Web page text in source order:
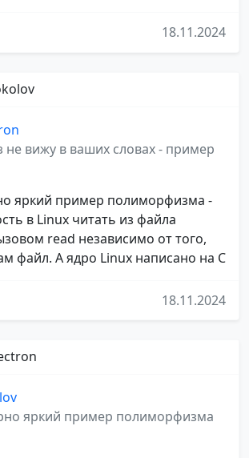
18.11.2024
не вижу в ваших словах - пример
яркий пример полиморфизма -
в Linux читать из файла
read независимо от того,
файл. А ядро Linux написано на C
18.11.2024
яркий пример полиморфизма